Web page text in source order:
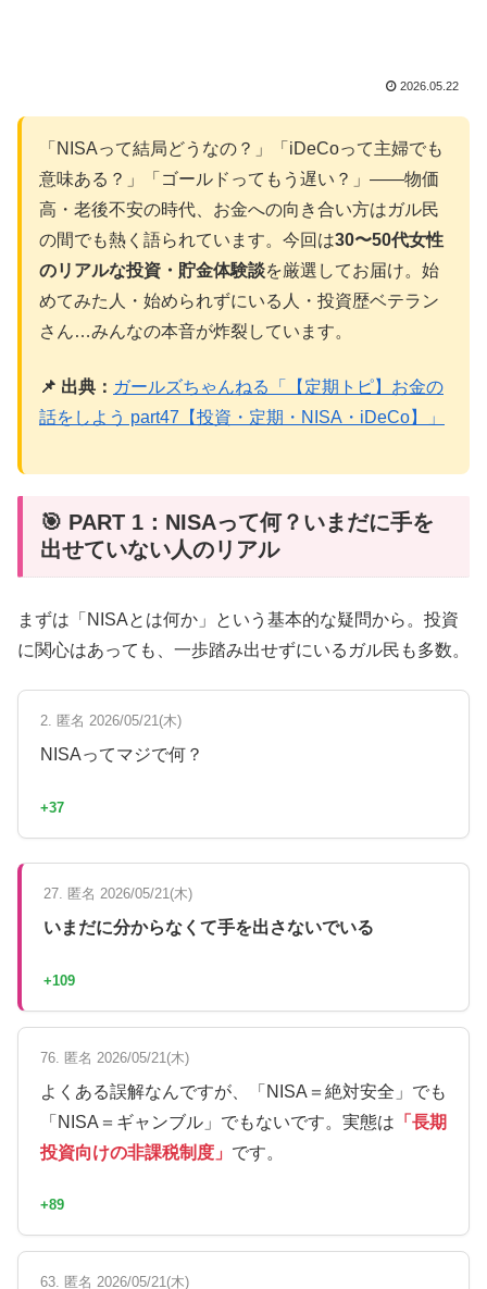
2026.05.22
「NISAって結局どうなの？」「iDeCoって主婦でも
意味ある？」「ゴールドってもう遅い？」——物価
高・老後不安の時代、お金への向き合い方はガル民
の間でも熱く語られています。今回は30〜50代女性
のリアルな投資・貯金体験談を厳選してお届け。始
めてみた人・始められずにいる人・投資歴ベテラン
さん…みんなの本音が炸裂しています。
📌 出典： ガールズちゃんねる「【定期トピ】お金の
話をしよう part47【投資・定期・NISA・iDeCo】」
🎯 PART 1：NISAって何？いまだに手を
出せていない人のリアル
まずは「NISAとは何か」という基本的な疑問から。投資
に関心はあっても、一歩踏み出せずにいるガル民も多数。
2. 匿名 2026/05/21(木)
NISAってマジで何？
+37
27. 匿名 2026/05/21(木)
いまだに分からなくて手を出さないでいる
+109
76. 匿名 2026/05/21(木)
よくある誤解なんですが、「NISA＝絶対安全」でも
「NISA＝ギャンブル」でもないです。実態は 「長期
投資向けの非課税制度」 です。
+89
63. 匿名 2026/05/21(木)